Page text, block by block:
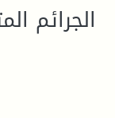
الجرائم